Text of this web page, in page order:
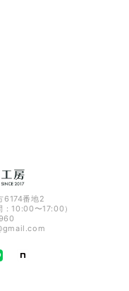
6174番地2
10:00〜17:00）